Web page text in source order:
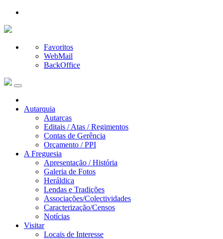
Favoritos
WebMail
BackOffice
Autarquia
Autarcas
Editais / Atas / Regimentos
Contas de Gerência
Orçamento / PPI
A Freguesia
Apresentação / História
Galeria de Fotos
Heráldica
Lendas e Tradições
Associações/Colectividades
Caracterização/Censos
Notícias
Visitar
Locais de Interesse